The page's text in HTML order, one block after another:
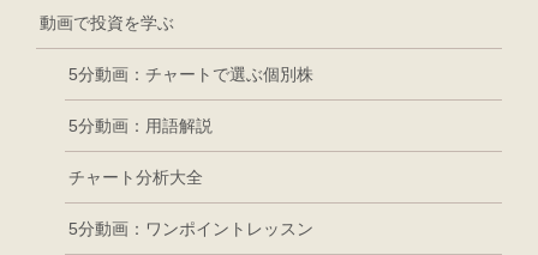
動画で投資を学ぶ
5分動画：チャートで選ぶ個別株
5分動画：用語解説
チャート分析大全
5分動画：ワンポイントレッスン